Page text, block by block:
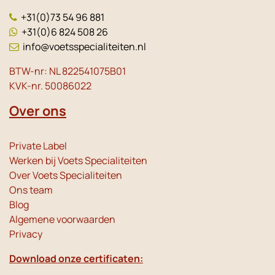
+31(0)73 54 96 881
+31(0)6 824 508 26
info@voetsspecialiteiten.nl
BTW-nr: NL 822541075B01
KVK-nr. 50086022
Over ons
Private Label
Werken bij Voets Specialiteiten
Over Voets Specialiteiten
Ons team
Blog
Algemene voorwaarden
Privacy
Download onze certificaten: